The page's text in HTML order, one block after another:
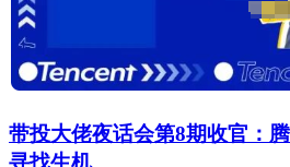
带投大佬夜话会第8期收官：
寻找生机